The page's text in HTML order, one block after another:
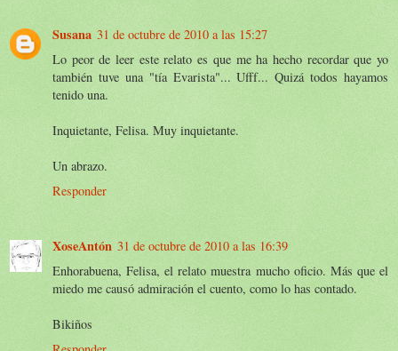
Susana 31 de octubre de 2010 a las 15:27
Lo peor de leer este relato es que me ha hecho recordar que yo
también tuve una "tía Evarista"... Ufff... Quizá todos hayamos
tenido una.
Inquietante, Felisa. Muy inquietante.
Un abrazo.
Responder
XoseAntón 31 de octubre de 2010 a las 16:39
Enhorabuena, Felisa, el relato muestra mucho oficio. Más que el
miedo me causó admiración el cuento, como lo has contado.
Bikiños